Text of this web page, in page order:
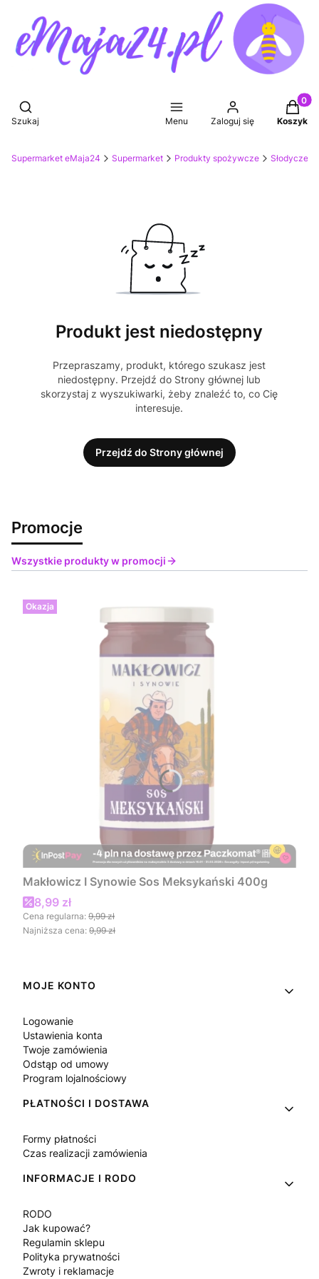
Otwórz wyszukiwarkę
Szukaj Menu Zaloguj się Koszyk
Supermarket eMaja24 Supermarket Produkty spożywcze Słodycze,
Produkt jest niedostępny
Przepraszamy, produkt, którego szukasz jest
niedostępny. Przejdź do Strony głównej lub
skorzystaj z wyszukiwarki, żeby znaleźć to, co Cię
interesuje.
Przejdź do Strony głównej
Promocje
Wszystkie produkty w promocji
Okazja
Makłowicz I Synowie Sos Meksykański 400g
Cena promocyjna
8,99 zł
Cena regularna: 9,99 zł
Najniższa cena: 9,99 zł
Linki w stopce
MOJE KONTO
Logowanie
Ustawienia konta
Twoje zamówienia
Odstąp od umowy
Program lojalnościowy
PŁATNOŚCI I DOSTAWA
Formy płatności
Czas realizacji zamówienia
INFORMACJE I RODO
RODO
Jak kupować?
Regulamin sklepu
Polityka prywatności
Zwroty i reklamacje